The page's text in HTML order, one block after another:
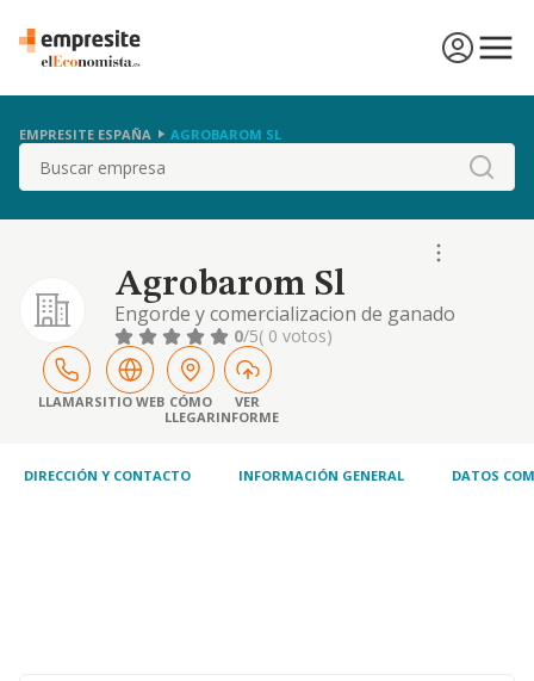
EMPRESITE ESPAÑA AGROBAROM SL
Buscar
Agrobarom Sl
Engorde y comercializacion de ganado
vacuno.
0/5( 0 votos)
LLAMARSITIO WEB CÓMO
LLEGAR
VER
INFORME
DIRECCIÓN Y CONTACTO INFORMACIÓN GENERAL DATOS